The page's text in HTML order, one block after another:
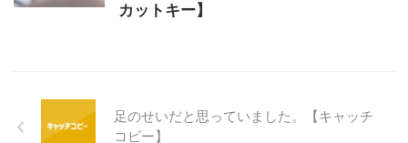
カットキー】
足のせいだと思っていました。【キャッチ
コピー】